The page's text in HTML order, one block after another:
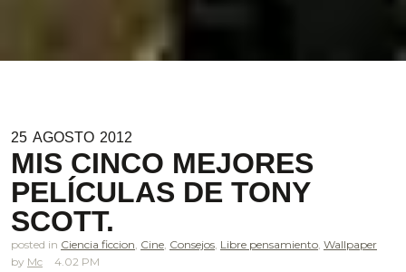
25 AGOSTO 2012
MIS CINCO MEJORES
PELÍCULAS DE TONY
SCOTT.
posted in Ciencia ficcion, Cine, Consejos, Libre pensamiento, Wallpaper
Mc
4.02 PM